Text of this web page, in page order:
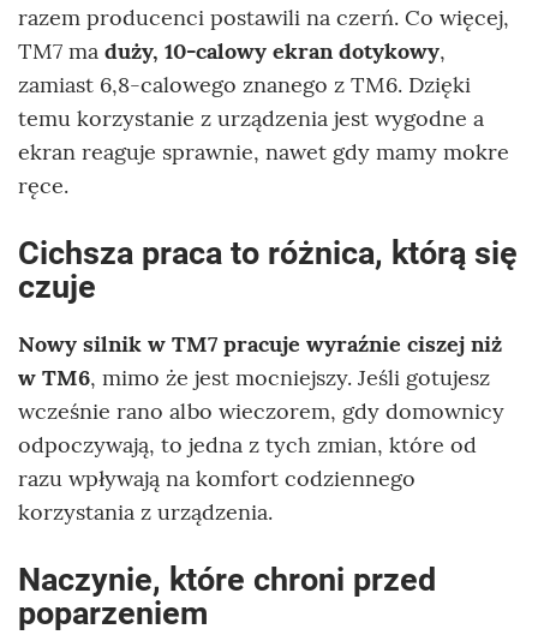
razem producenci postawili na czerń. Co więcej,
TM7 ma duży, 10-calowy ekran dotykowy,
zamiast 6,8-calowego znanego z TM6. Dzięki
temu korzystanie z urządzenia jest wygodne a
ekran reaguje sprawnie, nawet gdy mamy mokre
ręce.
Cichsza praca to różnica, którą się
czuje
Nowy silnik w TM7 pracuje wyraźnie ciszej niż
w TM6, mimo że jest mocniejszy. Jeśli gotujesz
wcześnie rano albo wieczorem, gdy domownicy
odpoczywają, to jedna z tych zmian, które od
razu wpływają na komfort codziennego
korzystania z urządzenia.
Naczynie, które chroni przed
poparzeniem